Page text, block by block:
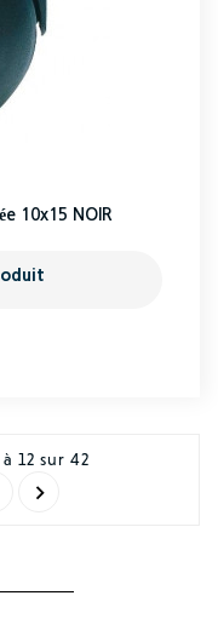
10x15 NOIR
12 sur 42
